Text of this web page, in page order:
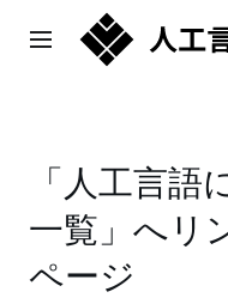
メインメニュー
「人工言語
一覧」へリ
ページ